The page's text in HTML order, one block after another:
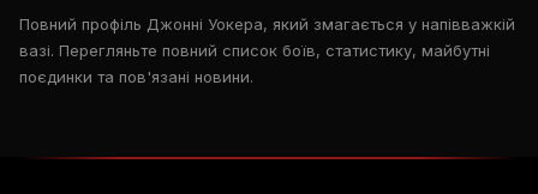
Повний профіль Джонні Уокера, який змагається у напівважкій
вазі. Перегляньте повний список боїв, статистику, майбутні
поєдинки та пов'язані новини.